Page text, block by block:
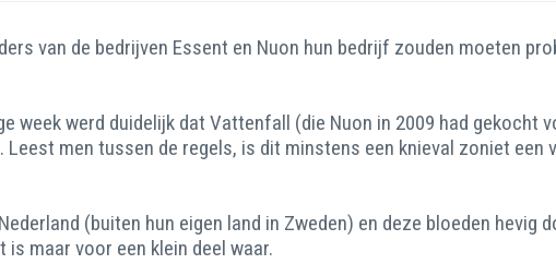
van de bedrijven Essent en Nuon hun bedrijf zouden moeten
week werd duidelijk dat Vattenfall (die Nuon in 2009 had
Leest men tussen de regels, is dit minstens een knieval zoniet
(buiten hun eigen land in Zweden) en deze bloeden
maar voor een klein deel waar.